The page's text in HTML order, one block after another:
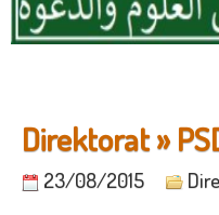
Direktorat »
23/08/2015